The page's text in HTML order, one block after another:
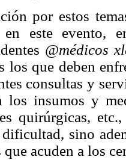
por estos
en este evento,
@médicos
los que deben
consultas y
insumos y
quirúrgicas,
sino
acuden a los